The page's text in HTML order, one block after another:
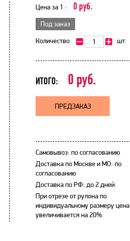
Цена за 1 : 0 руб.
Под заказ
Количество шт.
ИТОГО: 0 руб.
ПРЕДЗАКАЗ
Самовывоз: по согласованию
Доставка по Москве и МО: по
согласованию
Доставка по РФ: до 2 дней
При отрезе от рулона по
индивидуальному размеру цена
увеличивается на 20%.